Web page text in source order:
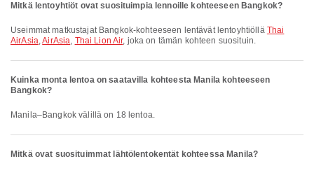
Mitkä lentoyhtiöt ovat suosituimpia lennoille kohteeseen Bangkok?
Useimmat matkustajat Bangkok-kohteeseen lentävät lentoyhtiöllä Thai
AirAsia,AirAsia, Thai Lion Air, joka on tämän kohteen suosituin.
Kuinka monta lentoa on saatavilla kohteesta Manila kohteeseen
Bangkok?
Manila–Bangkok välillä on 18 lentoa.
Mitkä ovat suosituimmat lähtölentokentät kohteessa Manila?